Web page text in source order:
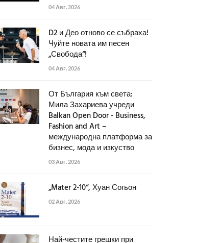
04 Авг. 2026
D2 и Део отново се събраха!
Чуйте новата им песен
„Свобода“!
04 Авг. 2026
От България към света:
Мила Захариева учреди
Balkan Open Door - Business,
Fashion and Art –
международна платформа за
бизнес, мода и изкуство
03 Авг. 2026
„Mater 2-10“, Хуан Согьон
02 Авг. 2026
Най-честите грешки при